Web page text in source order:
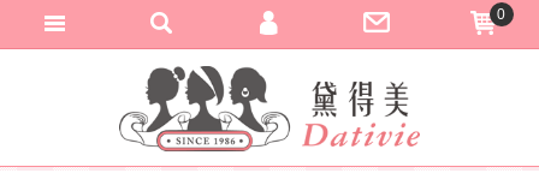
0
匯款與轉帳通知
加入會員
登入會員